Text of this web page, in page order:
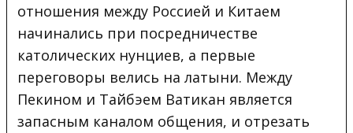
отношения между Россией и Китаем
начинались при посредничестве
католических нунциев, а первые
переговоры велись на латыни. Между
Пекином и Тайбэем Ватикан является
запасным каналом общения, и отрезать